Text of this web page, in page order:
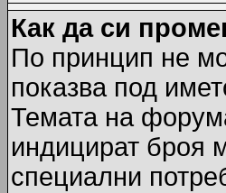
Как да си
По принцип не
показва под
Темата на
индицират броя
специални